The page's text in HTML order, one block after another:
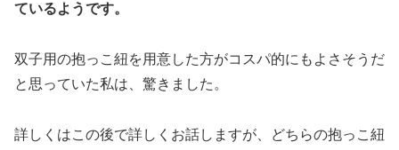
ているようです。
双子用の抱っこ紐を用意した方がコスパ的にもよさそうだ
と思っていた私は、驚きました。
詳しくはこの後で詳しくお話しますが、どちらの抱っこ紐